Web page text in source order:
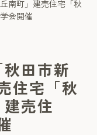
南町」建売住宅「秋
会開催
田市新
住宅「秋
売住